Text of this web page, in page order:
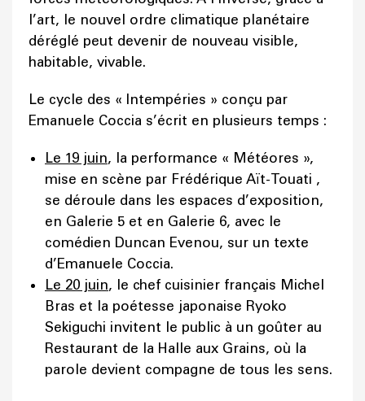
l’art, le nouvel ordre climatique planétaire
déréglé peut devenir de nouveau visible,
habitable, vivable.
Le cycle des « Intempéries » conçu par
Emanuele Coccia s’écrit en plusieurs temps :
Le 19 juin, la performance « Météores »,
mise en scène par Frédérique Aït-Touati ,
se déroule dans les espaces d’exposition,
en Galerie 5 et en Galerie 6, avec le
comédien Duncan Evenou, sur un texte
d’Emanuele Coccia.
Le 20 juin, le chef cuisinier français Michel
Bras et la poétesse japonaise Ryoko
Sekiguchi invitent le public à un goûter au
Restaurant de la Halle aux Grains, où la
parole devient compagne de tous les sens.